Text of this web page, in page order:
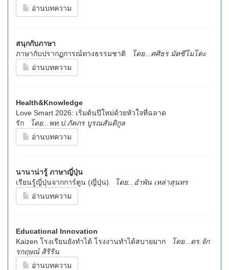
อ่านบทความ
สนุกกับภาษา
ภาษากับปรากฏการณ์ทางธรรมชาติ
โดย...ศศิธร มัตซึโมโตะ
อ่านบทความ
Health&Knowledge
Love Smart 2026: เริ่มต้นปีใหม่ด้วยหัวใจที่ฉลาด
รัก
โดย...พท.ป.ภัคภร บูรณสันติกูล
อ่านบทความ
นานาน่ารู้ ภาษาญี่ปุ่น
เรียนรู้ญี่ปุ่นจากการ์ตูน (ญี่ปุ่น)
โดย...อำพัน เหล่าสุนทร
อ่านบทความ
Educational Innovation
Kaizen โรงเรียนยังทำได้ โรงงานทำได้สบายมาก
โดย...ดร.จัก
รกฤษณ์ สิริริน
อ่านบทความ